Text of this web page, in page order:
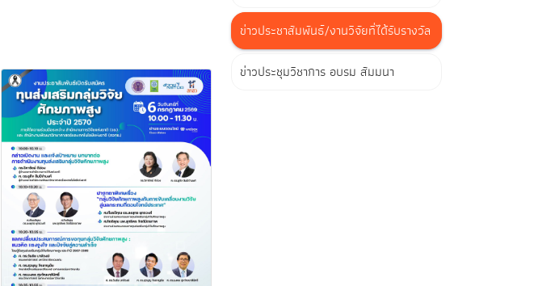
ข่าวประชาสัมพันธ์/งานวิจัยที่ได้รับรางวัล
ข่าวประชุมวิชาการ อบรม สัมมนา